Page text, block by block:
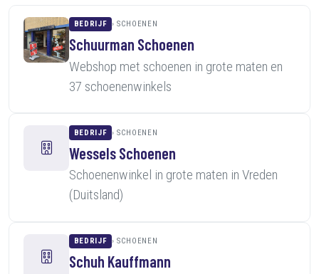
BEDRIJF SCHOENEN
Schuurman Schoenen
Webshop met schoenen in grote maten en
37 schoenenwinkels
BEDRIJF SCHOENEN
Wessels Schoenen
Schoenenwinkel in grote maten in Vreden
(Duitsland)
BEDRIJF SCHOENEN
Schuh Kauffmann